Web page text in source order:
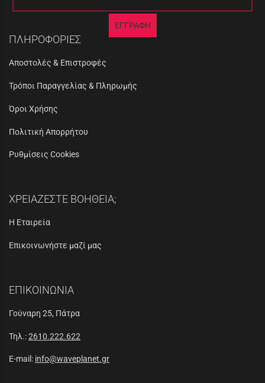
ΕΓΓΡΑΦΗ
ΠΛΗΡΟΦΟΡΙΕΣ
Αποστολές & Επιστροφές
Τρόποι Παραγγελίας & Πληρωμής
Όροι Χρήσης
Πολιτική Απορρήτου
Ρυθμίσεις Cookies
ΧΡΕΙΑΖΕΣΤΕ ΒΟΗΘΕΙΑ;
Η Εταιρεία
Επικοινωνήστε μαζί μας
ΕΠΙΚΟΙΝΩΝΙΑ
Γούναρη 25, Πάτρα
Τηλ.:2610.222.622
E-mail: info@waveplanet.gr